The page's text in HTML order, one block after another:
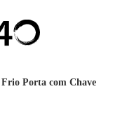
Porta com Chave